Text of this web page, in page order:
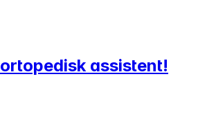
assistent!